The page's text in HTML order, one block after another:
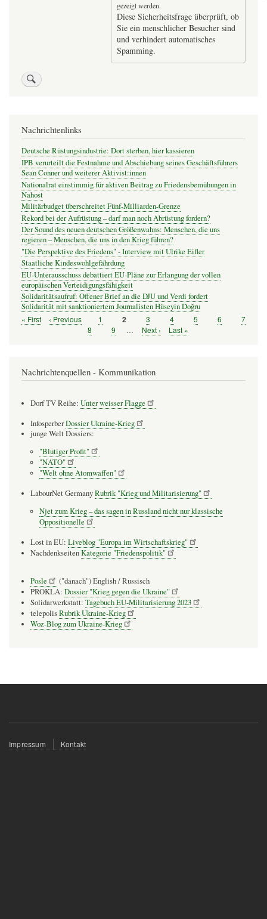
gezeigt werden.
Diese Sicherheitsfrage überprüft, ob
Sie ein menschlicher Besucher sind
und verhindert automatisches
Spamming.
Nachrichtenlinks
Deutsche Rüstungsindustrie: Dort sterben, hier kassieren
IPB verurteilt die Festnahme und Abschiebung seines Geschäftsführers
Sean Conner und weiterer Aktivist:innen
Nationalrat einstimmig für aktiven Beitrag zu Friedensbemühungen in
Nahost
Militärbudget überschreitet Fünf-Milliarden-Grenze
Rekord bei der Aufrüstung – darf man noch Abrüstung fordern?
Der Sound des neuen deutschen Größenwahns: Menschen, die uns
regieren – Menschen, die uns in den Krieg führen?
"Die Perspektive des Friedens" - Interview mit Ulrike Eifler
Staatliche Kindeswohlgefährdung
EU-Unterausschuss debattiert EU-Pläne zur Erlangung der vollen
europäischen Verteidigungsfähigkeit
Solidaritätsaufruf: Offener Brief an die DJU und Verdi fordert
Solidarität mit sanktioniertem Journalisten Hüseyin Doğru
Seitennummerierung
Erste
« First
Vorherige
‹ Previous Seite
1 Seite
2 Seite
3 Seite
4 Seite
5 Seite
6 Seite
7
Seite
8 Seite
9 …
Nächste
Next ›
Letzte
Last »
Nachrichtenquellen - Kommunikation
Dorf TV Reihe: Unter weisser Flagge
InfosperberDossier Ukraine-Krieg
junge Welt Dossiers:
"Blutiger Profit"
"NATO"
"Welt ohne Atomwaffen"
LabourNet GermanyRubrik "Krieg und Militarisierung"
Njet zum Krieg – das sagen in Russland nicht nur klassische
Oppositionelle
Lost in EU: Liveblog "Europa im Wirtschaftskrieg"
NachdenkseitenKategorie "Friedenspolitik"
Posle
("danach") English / Russisch
PROKLA: Dossier "Krieg gegen die Ukraine"
Solidarwerkstatt: Tagebuch EU-Militarisierung 2023
telepolisRubrik Ukraine-Krieg
Woz-Blog zum Ukraine-Krieg
Fußzeilenmenü
Impressum Kontakt